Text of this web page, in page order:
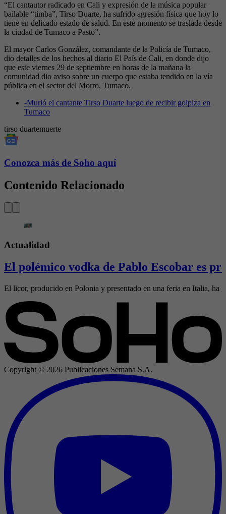
“El cantautor radicado en Cali y expresión de la música popular
bailable “timba”, Tirso Duarte, ha sufrido agresión física que hoy lo
tiene en delicado estado de salud. En este momento se traslada desde
la ciudad de Tumaco a Pasto”.
El mayor Carlos González, comandante de la Policía de Tumaco,
dio detalles de los hechos al diario El País de Cali, en donde dijo
que este viernes 29 de septiembre en horas de la mañana la
comunidad dio aviso sobre un cuerpo que estaba tendido en la vía
pública en el sector del Morro, Tumaco.
-Murió el cantante Tirso Duarte luego de recibir golpiza en
Tumaco
tirso duartemuerte
Conozca más de Soho aquí
Contenido Relacionado
Actualidad
El polémico vodka de Pablo Escobar es
El licor, producido en Polonia y presentado en una feria en Italia, ha
Copyright © 2026 Publicaciones Semana S.A.